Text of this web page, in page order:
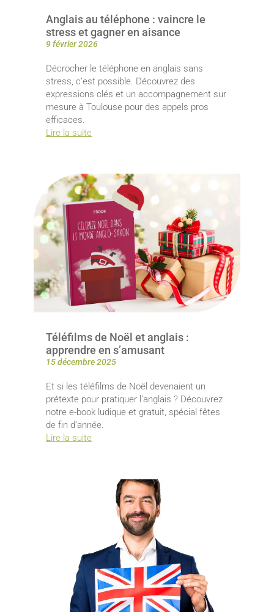
Anglais au téléphone : vaincre le
stress et gagner en aisance
9 février 2026
Décrocher le téléphone en anglais sans
stress, c’est possible. Découvrez des
expressions clés et un accompagnement sur
mesure à Toulouse pour des appels pros
efficaces.
Lire la suite
Téléfilms de Noël et anglais :
apprendre en s’amusant
15 décembre 2025
Et si les téléfilms de Noël devenaient un
prétexte pour pratiquer l’anglais ? Découvrez
notre e-book ludique et gratuit, spécial fêtes
de fin d’année.
Lire la suite